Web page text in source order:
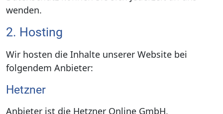
wenden.
2. Hosting
Wir hosten die Inhalte unserer Website bei
folgendem Anbieter:
Hetzner
Anbieter ist die Hetzner Online GmbH,